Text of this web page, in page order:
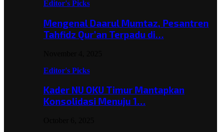
Editor's Picks
Mengenal Daarul Mumtaz, Pesantren
Tahfidz Qur’an Terpadu di…
Editor's Picks
Kader NU OKU Timur Mantapkan
Konsolidasi Menuju 1…